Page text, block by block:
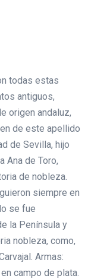
todas estas
antiguos,
origen andaluz,
de este apellido
de Sevilla, hijo
Ana de Toro,
de nobleza.
siempre en
se fue
la Península y
nobleza, como,
Armas:
campo de plata.